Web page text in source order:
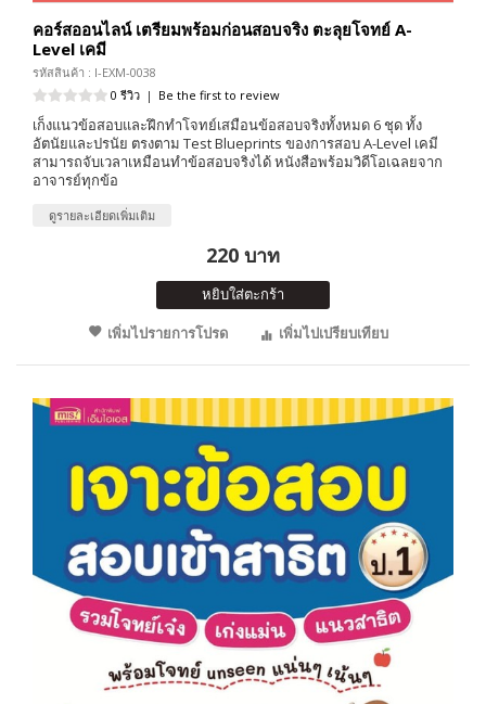
คอร์สออนไลน์ เตรียมพร้อมก่อนสอบจริง ตะลุยโจทย์ A-
Level เคมี
รหัสสินค้า : I-EXM-0038
0 รีวิว | Be the first to review
เก็งแนวข้อสอบและฝึกทำโจทย์เสมือนข้อสอบจริงทั้งหมด 6 ชุด ทั้ง
อัตนัยและปรนัย ตรงตาม Test Blueprints ของการสอบ A-Level เคมี
สามารถจับเวลาเหมือนทำข้อสอบจริงได้ หนังสือพร้อมวิดีโอเฉลยจาก
อาจารย์ทุกข้อ
ดูรายละเอียดเพิ่มเติม
220 บาท
หยิบใส่ตะกร้า
เพิ่มไปรายการโปรด
เพิ่มไปเปรียบเทียบ